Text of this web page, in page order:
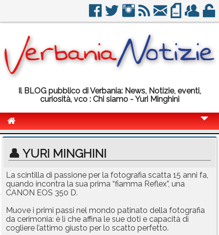
Il BLOG pubblico di Verbania: News, Notizie, eventi,
curiosità, vco : Chi siamo - Yuri Minghini
Cronaca
Politica
Sport
Eventi
Info Utili
Rubriche
👤 YURI MINGHINI
La scintilla di passione per la fotografia scatta 15 anni fa,
quando incontra la sua prima “fiamma Reflex”, una
CANON EOS 350 D.
Muove i primi passi nel mondo patinato della fotografia
da cerimonia: è lì che affina le sue doti e capacità di
cogliere l’attimo giusto per lo scatto perfetto.